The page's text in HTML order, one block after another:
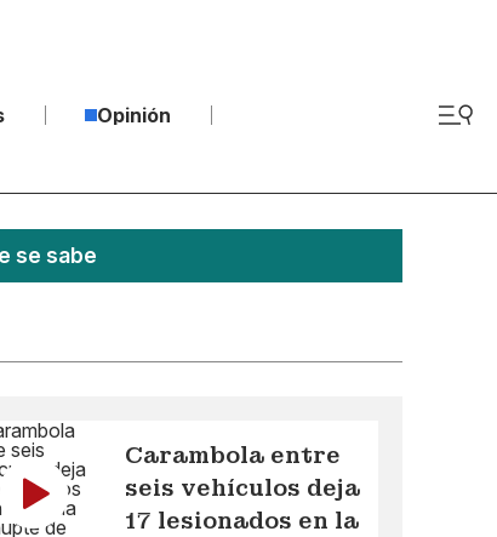
Opinión
se sabe
Carambola entre
seis vehículos deja
17 lesionados en la